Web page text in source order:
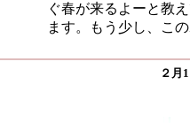
ぐ春が来るよーと教
ます。もう少し、こ
２